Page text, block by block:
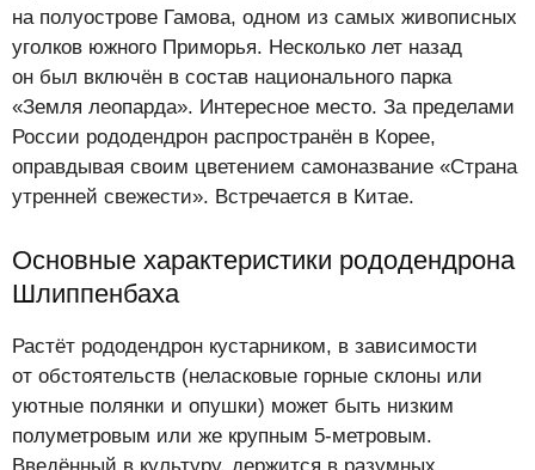
на полуострове Гамова, одном из самых живописных
уголков южного Приморья. Несколько лет назад
он был включён в состав национального парка
«Земля леопарда». Интересное место. За пределами
России рододендрон распространён в Корее,
оправдывая своим цветением самоназвание «Страна
утренней свежести». Встречается в Китае.
Основные характеристики рододендрона
Шлиппенбаха
Растёт рододендрон кустарником, в зависимости
от обстоятельств (неласковые горные склоны или
уютные полянки и опушки) может быть низким
полуметровым или же крупным 5-метровым.